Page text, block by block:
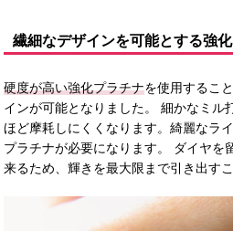
繊細なデザインを可能とする強
硬度が高い強化プラチナを使用するこ
インが可能となりました。 細かなミル
ほど摩耗しにくくなります。綺麗なラ
プラチナが必要になります。 ダイヤを
来るため、輝きを最大限まで引き出す